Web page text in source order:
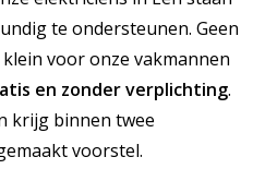
te ondersteunen. Geen
voor onze vakmannen
en zonder verplichting.
krijg binnen twee
voorstel.